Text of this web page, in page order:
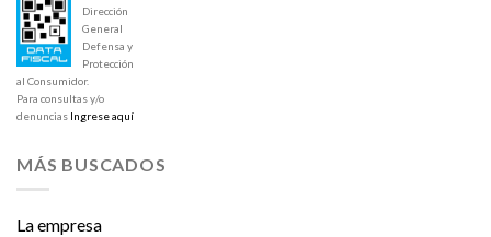
Dirección
General
Defensa y
Protección
al Consumidor.
Para consultas y/o
denuncias Ingrese aquí
MÁS BUSCADOS
La empresa